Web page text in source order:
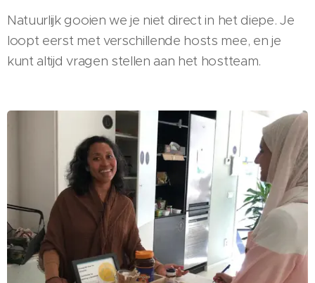
Natuurlijk gooien we je niet direct in het diepe. Je
loopt eerst met verschillende hosts mee, en je
kunt altijd vragen stellen aan het hostteam.